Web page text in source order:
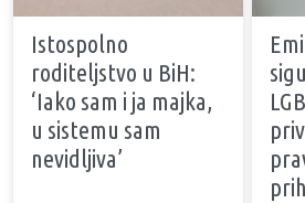
Istospolno
roditeljstvo u BiH:
‘Iako sam i ja majka,
u sistemu sam
nevidljiva’